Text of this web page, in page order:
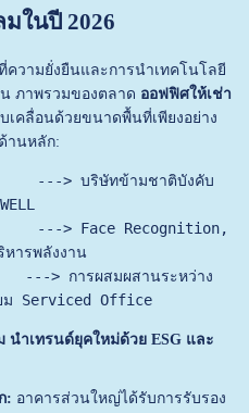
ในปี 2026
ามยั่งยืนและการนำเทคโนโลยี
ภาพรวมของตลาด ออฟฟิศให้เช่า
เคลื่อนด้วยขนาดพื้นที่เพียงอย่าง
านหลัก:
---> บริษัทข้ามชาติบังคับ
---> Face Recognition,
รพลังงาน
> การผสมผสานระหว่าง
Traditional Office และพรีเมียม Serviced Office
ำเทรนด์ยุคใหม่ด้วย ESG และ
: อาคารส่วนใหญ่ได้รับการรับรอง